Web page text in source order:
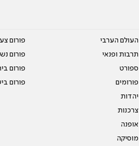
העולם הערבי
תרבות ופנאי
ספורט
פורומים
יהדות
צרכנות
אופנה
מוסיקה
פורום
פורום
פורום
פורום